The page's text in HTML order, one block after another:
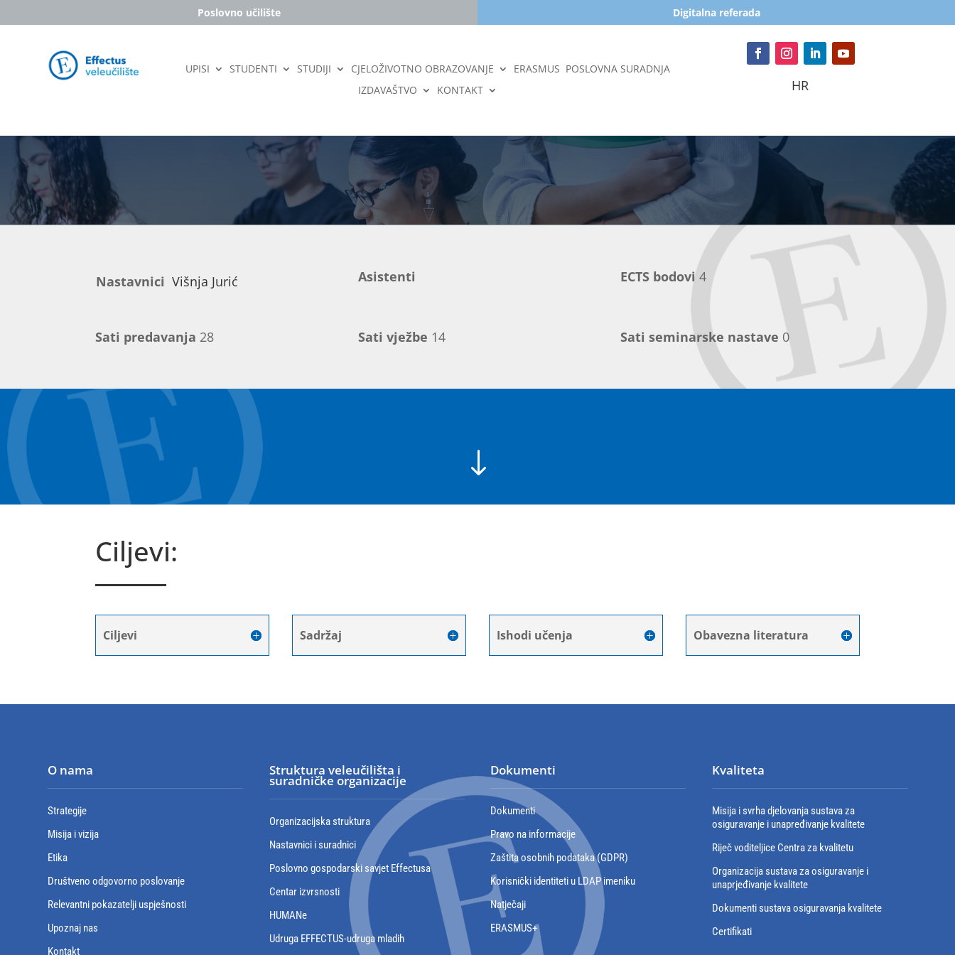
Poslovno učilište Digitalna referada
UPISI STUDENTI STUDIJI CJELOŽIVOTNO OBRAZOVANJE ERASMUS POSLOVNA SURADNJA
IZDAVAŠTVO
KONTAKT HR
Nastavnici Višnja Jurić Asistenti ECTS bodovi 4
Sati predavanja 28 Sati vježbe 14 Sati seminarske nastave 0
"
Ciljevi:
Ciljevi Sadržaj Ishodi učenja Obavezna literatura
O nama
Strategije
Misija i vizija
Etika
Društveno odgovorno poslovanje
Relevantni pokazatelji uspješnosti
Upoznaj nas
Kontakt
Struktura veleučilišta i
suradničke organizacije
Organizacijska struktura
Nastavnici i suradnici
Poslovno gospodarski savjet Effectusa
Centar izvrsnosti
HUMANe
Udruga EFFECTUS-udruga mladih
Dokumenti
Dokumenti
Pravo na informacije
Zaštita osobnih podataka (GDPR)
Korisnički identiteti u LDAP imeniku
Natječaji
ERASMUS+
Kvaliteta
Misija i svrha djelovanja sustava za
osiguravanje i unapređivanje kvalitete
Riječ voditeljice Centra za kvalitetu
Organizacija sustava za osiguravanje i
unaprjeđivanje kvalitete
Dokumenti sustava osiguravanja kvalitete
Certifikati